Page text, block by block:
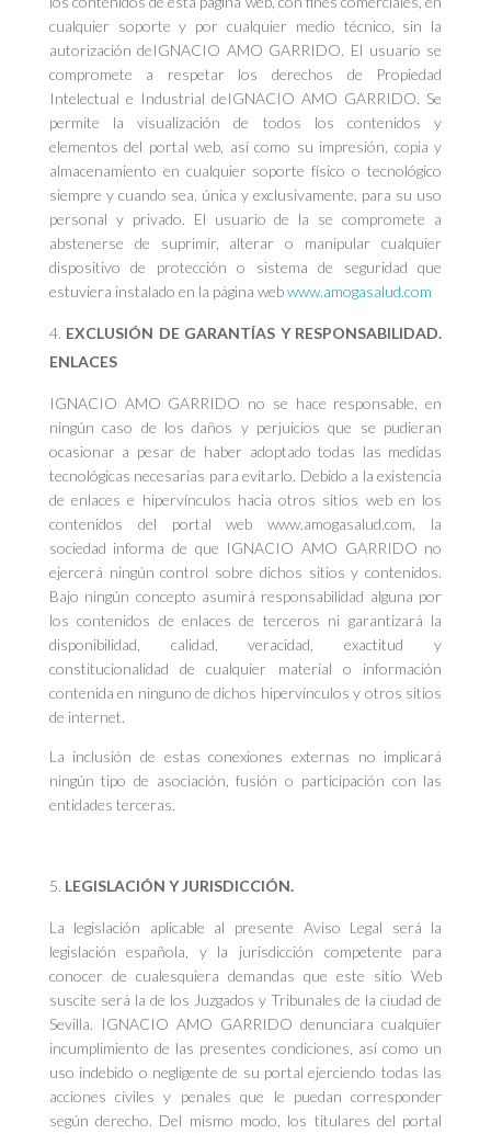
cualquier soporte y por cualquier medio técnico, sin la
autorización deIGNACIO AMO GARRIDO. El usuario se
compromete a respetar los derechos de Propiedad
Intelectual e Industrial deIGNACIO AMO GARRIDO. Se
permite la visualización de todos los contenidos y
elementos del portal web, así como su impresión, copia y
almacenamiento en cualquier soporte físico o tecnológico
siempre y cuando sea, única y exclusivamente, para su uso
personal y privado. El usuario de la se compromete a
abstenerse de suprimir, alterar o manipular cualquier
dispositivo de protección o sistema de seguridad que
estuviera instalado en la página webwww.amogasalud.com
EXCLUSIÓN DE GARANTÍAS Y RESPONSABILIDAD.
ENLACES
IGNACIO AMO GARRIDO no se hace responsable, en
ningún caso de los daños y perjuicios que se pudieran
ocasionar a pesar de haber adoptado todas las medidas
tecnológicas necesarias para evitarlo. Debido a la existencia
de enlaces e hipervínculos hacia otros sitios web en los
contenidos del portal web www.amogasalud.com, la
sociedad informa de que IGNACIO AMO GARRIDO no
ejercerá ningún control sobre dichos sitios y contenidos.
Bajo ningún concepto asumirá responsabilidad alguna por
los contenidos de enlaces de terceros ni garantizará la
disponibilidad, calidad, veracidad, exactitud y
constitucionalidad de cualquier material o información
contenida en ninguno de dichos hipervínculos y otros sitios
de internet.
La inclusión de estas conexiones externas no implicará
ningún tipo de asociación, fusión o participación con las
entidades terceras.
LEGISLACIÓN Y JURISDICCIÓN.
La legislación aplicable al presente Aviso Legal será la
legislación española, y la jurisdicción competente para
conocer de cualesquiera demandas que este sitio Web
suscite será la de los Juzgados y Tribunales de la ciudad de
Sevilla. IGNACIO AMO GARRIDO denunciara cualquier
incumplimiento de las presentes condiciones, así como un
uso indebido o negligente de su portal ejerciendo todas las
acciones civiles y penales que le puedan corresponder
según derecho. Del mismo modo, los titulares del portal